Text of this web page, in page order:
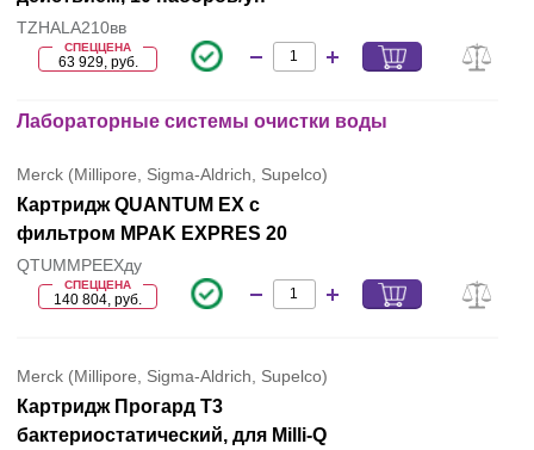
TZHALA210вв
СПЕЦЦЕНА
63 929, руб.
Лабораторные системы очистки воды
Merck (Millipore, Sigma-Aldrich, Supelco)
Картридж QUANTUM EX с
фильтром MPAK EXPRES 20
QTUMMPEEXду
СПЕЦЦЕНА
140 804, руб.
Merck (Millipore, Sigma-Aldrich, Supelco)
Картридж Прогард T3
бактериостатический, для Milli-Q